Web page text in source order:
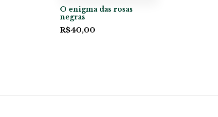
O enigma das rosas
negras
R$40,00